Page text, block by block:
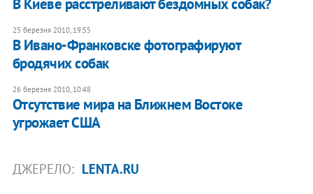
25 березня 2010, 19:55
В Ивано-Франковске фотографируют
бродячих собак
26 березня 2010, 10:48
Отсутствие мира на Ближнем Востоке
угрожает США
ДЖЕРЕЛО: LENTA.RU